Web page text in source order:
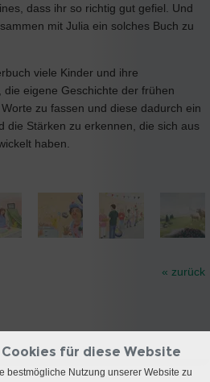
dass ihr so richtig gut gefiel. Und
mit Julia ein solches Buch zu
viele Kinder und ihre
eigene Geschichte der frühen
zu fassen und diese dadurch ein
die Stärken zu erkennen, die sich aus
haben.
« zurück
für diese Website
bestmögliche Nutzung unserer Website zu